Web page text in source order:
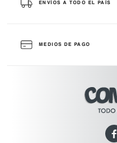
ENVÍOS A TODO EL PAÍS
MEDIOS DE PAGO
